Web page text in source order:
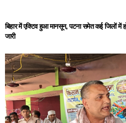
बिहार में एक्टिव हुआ मानसून, पटना समेत कई जिलों में
जारी